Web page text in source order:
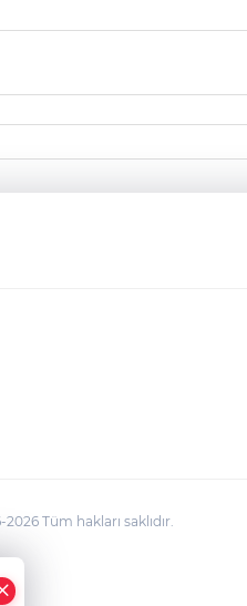
Tüm hakları saklıdır.